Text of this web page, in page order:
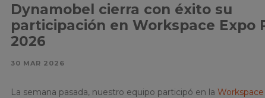
Dynamobel cierra con éxito su
participación en Workspace Expo
2026
30 MAR 2026
La semana pasada, nuestro equipo participó en la